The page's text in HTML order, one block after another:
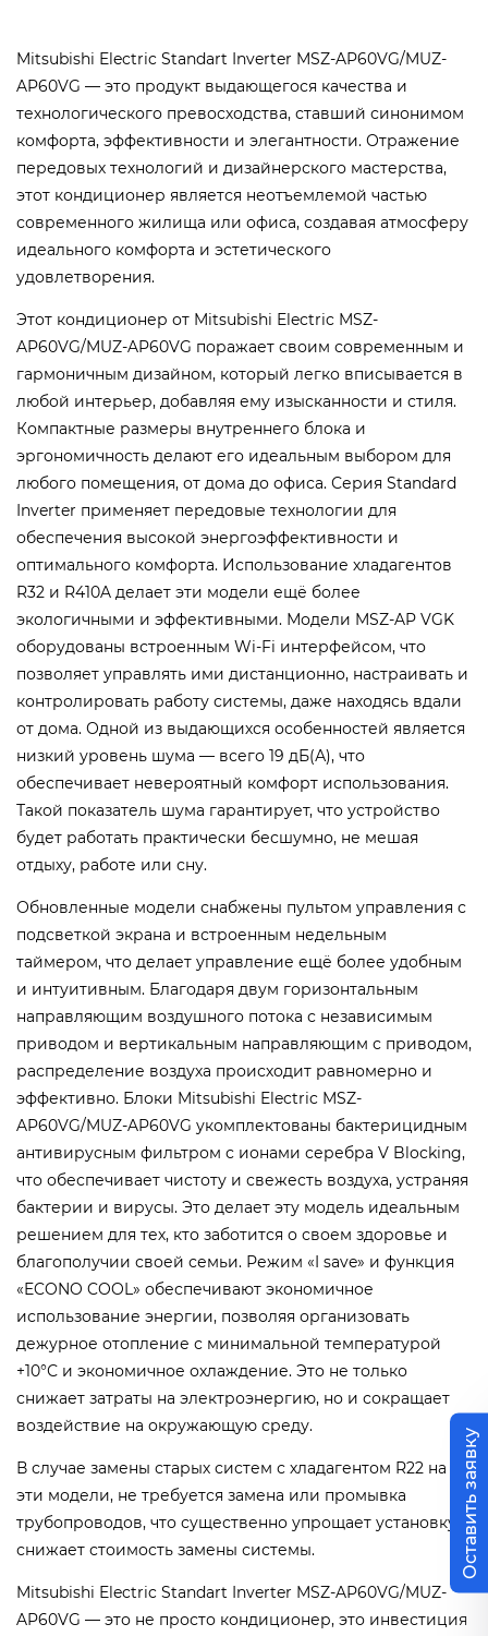
Mitsubishi Electric Standart Inverter MSZ-AP60VG/MUZ-
AP60VG — это продукт выдающегося качества и
технологического превосходства, ставший синонимом
комфорта, эффективности и элегантности. Отражение
передовых технологий и дизайнерского мастерства,
этот кондиционер является неотъемлемой частью
современного жилища или офиса, создавая атмосферу
идеального комфорта и эстетического
удовлетворения.
Этот кондиционер от Mitsubishi Electric MSZ-
AP60VG/MUZ-AP60VG поражает своим современным и
гармоничным дизайном, который легко вписывается в
любой интерьер, добавляя ему изысканности и стиля.
Компактные размеры внутреннего блока и
эргономичность делают его идеальным выбором для
любого помещения, от дома до офиса. Серия Standard
Inverter применяет передовые технологии для
обеспечения высокой энергоэффективности и
оптимального комфорта. Использование хладагентов
R32 и R410A делает эти модели ещё более
экологичными и эффективными. Модели MSZ-AP VGK
оборудованы встроенным Wi-Fi интерфейсом, что
позволяет управлять ими дистанционно, настраивать и
контролировать работу системы, даже находясь вдали
от дома. Одной из выдающихся особенностей является
низкий уровень шума — всего 19 дБ(А), что
обеспечивает невероятный комфорт использования.
Такой показатель шума гарантирует, что устройство
будет работать практически бесшумно, не мешая
отдыху, работе или сну.
Обновленные модели снабжены пультом управления с
подсветкой экрана и встроенным недельным
таймером, что делает управление ещё более удобным
и интуитивным. Благодаря двум горизонтальным
направляющим воздушного потока с независимым
приводом и вертикальным направляющим с приводом,
распределение воздуха происходит равномерно и
эффективно. Блоки Mitsubishi Electric MSZ-
AP60VG/MUZ-AP60VG укомплектованы бактерицидным
антивирусным фильтром с ионами серебра V Blocking,
что обеспечивает чистоту и свежесть воздуха, устраняя
бактерии и вирусы. Это делает эту модель идеальным
решением для тех, кто заботится о своем здоровье и
благополучии своей семьи. Режим «I save» и функция
«ECONO COOL» обеспечивают экономичное
использование энергии, позволяя организовать
дежурное отопление с минимальной температурой
+10°С и экономичное охлаждение. Это не только
снижает затраты на электроэнергию, но и сокращает
воздействие на окружающую среду.
В случае замены старых систем с хладагентом R22 на
эти модели, не требуется замена или промывка
трубопроводов, что существенно упрощает установку и
снижает стоимость замены системы.
Mitsubishi Electric Standart Inverter MSZ-AP60VG/MUZ-
AP60VG — это не просто кондиционер, это инвестиция
Оставить заявку